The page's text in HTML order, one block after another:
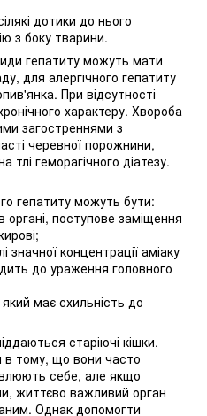
дотики до нього
з боку тварини.
гепатиту можуть мати
для алергічного гепатиту
При відсутності
характеру. Хвороба
загостреннями з
черевної порожнини,
геморагічного діатезу.
гепатиту можуть бути:
органі, поступове заміщення
значної концентрації аміаку
до ураження головного
має схильність до
старіючі кішки.
в тому, що вони часто
себе, але якщо
життєво важливий орган
Однак допомогти